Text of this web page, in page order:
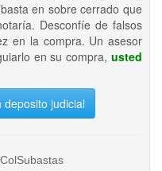
en sobre cerrado que
Desconfíe de falsos
en la compra. Un asesor
en su compra, usted
judicial